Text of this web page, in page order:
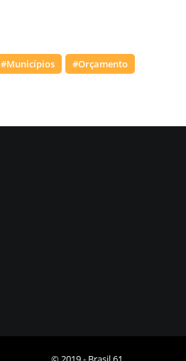
#Municípios #Orçamento